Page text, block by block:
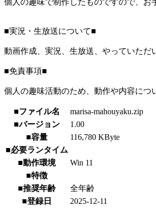
個人の趣味で制作したものですので、お
■実況・生放送について■
動画作成、実況、生放送、やっていただ
■免責事項■
個人の趣味活動のため、動作や内容につ
■ファイル名
marisa-mahouyaku.zip
■バージョン
1.00
■容量
116,780 KByte
■必要ランタイム
■動作環境
Win 11
■特徴
■推奨年齢
全年齢
■登録日
2025-12-11